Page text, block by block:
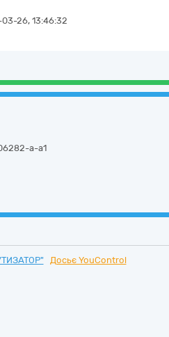
03-26, 13:46:32
a-a1
Досьє YouControl